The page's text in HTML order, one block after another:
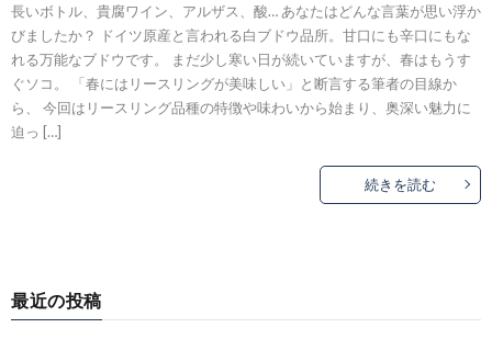
長いボトル、貴腐ワイン、アルザス、酸… あなたはどんな言葉が思い浮か
びましたか？ ドイツ原産と言われる白ブドウ品所。甘口にも辛口にもな
れる万能なブドウです。 まだ少し寒い日が続いていますが、春はもうす
ぐソコ。 「春にはリースリングが美味しい」と断言する筆者の目線か
ら、 今回はリースリング品種の特徴や味わいから始まり、奥深い魅力に
迫っ […]
続きを読む
最近の投稿